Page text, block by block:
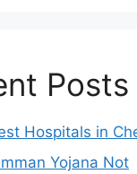
Posts
Hospitals in
Yojana Not